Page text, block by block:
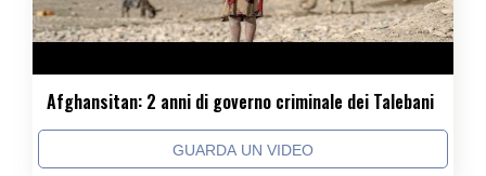
Afghansitan: 2 anni di governo criminale dei Talebani
GUARDA UN VIDEO